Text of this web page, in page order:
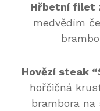
Hřbetní filet
medvědím
Hovězí steak
hořčičná
brambora na